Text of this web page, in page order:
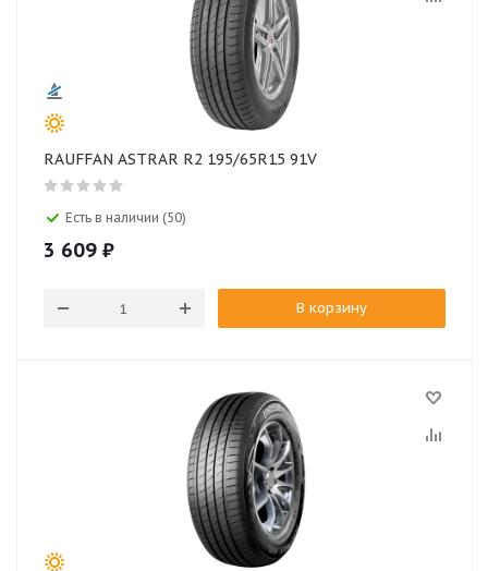
RAUFFAN ASTRAR R2 195/65R15 91V
Есть в наличии (50)
3 609 ₽
В корзину